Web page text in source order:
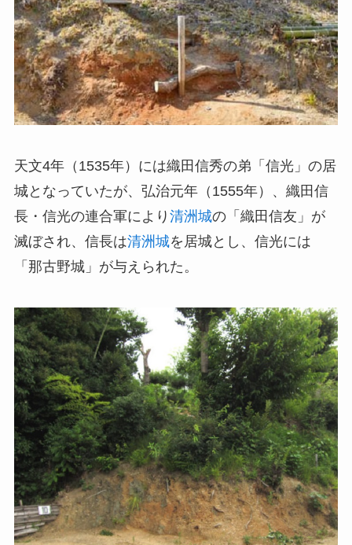
天文4年（1535年）には織田信秀の弟「信光」の居
城となっていたが、弘治元年（1555年）、織田信
長・信光の連合軍により 清洲城の「織田信友」が
滅ぼされ、信長は清洲城を居城とし、信光には
「那古野城」が与えられた。